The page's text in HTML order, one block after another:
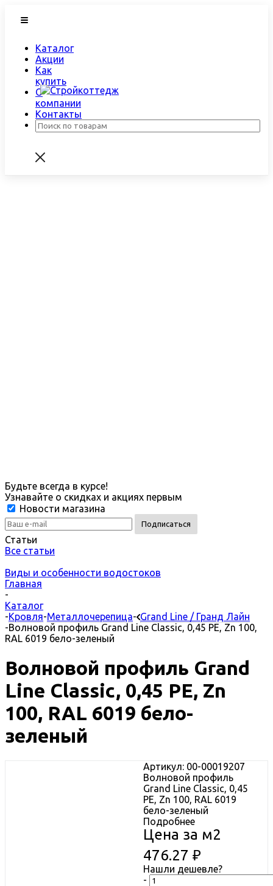
Каталог
Акции
Как
купить
О
компании
Контакты
Будьте всегда в курсе!
Узнавайте о скидках и акциях первым
Новости магазина
Статьи
Все статьи
Виды и особенности водостоков
Главная
-
Каталог
-Кровля-Металлочерепица- Grand Line / Гранд Лайн
-Волновой профиль Grand Line Classic, 0,45 PE, Zn 100,
RAL 6019 бело-зеленый
Волновой профиль Grand
Line Classic, 0,45 PE, Zn
100, RAL 6019 бело-
зеленый
Артикул: 00-00019207
Волновой профиль
Grand Line Classic, 0,45
PE, Zn 100, RAL 6019
бело-зеленый
Подробнее
Цена за м2
476.27 ₽
Нашли дешевле?
-